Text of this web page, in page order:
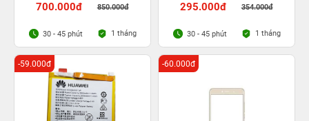
700.000đ 850.000đ
30 - 45 phút 1 tháng
295.000đ 354.000đ
30 - 45 phút 1 tháng
-59.000đ -60.000đ